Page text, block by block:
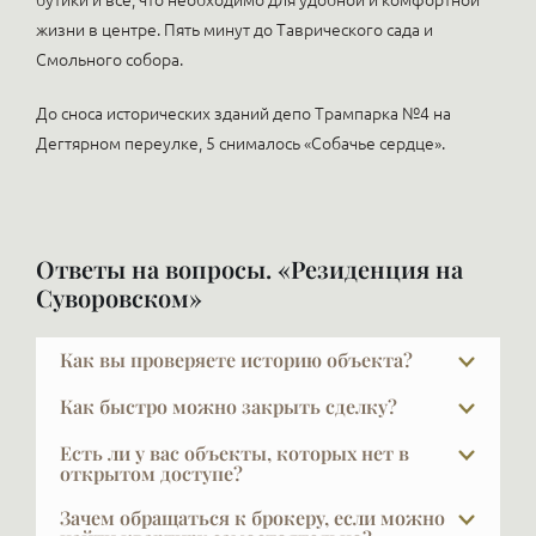
жизни в центре. Пять минут до Таврического сада и
Смольного собора.
До сноса исторических зданий депо Трампарка №4 на
Дегтярном переулке, 5 снималось «Собачье сердце».
Ответы на вопросы. «Резиденция на
Суворовском»
Как вы проверяете историю объекта?
За проверкой объекта мы обращаемся в
юридические и страховые компании, где это
делается профессионально и масштабно.
Дополнительно рекомендуем проводить сделку
имуществом за утрату права собственности
Как быстро можно закрыть сделку?
Обычный срок сделки — около трёх недель.
Примерно неделю ведётся согласование
обеспечительного платежа, чтобы прекратить
Есть ли у вас объекты, которых нет в
открытом доступе?
В элите далеко не всё есть в открытой рекламе, и
Зачем обращаться к брокеру, если можно